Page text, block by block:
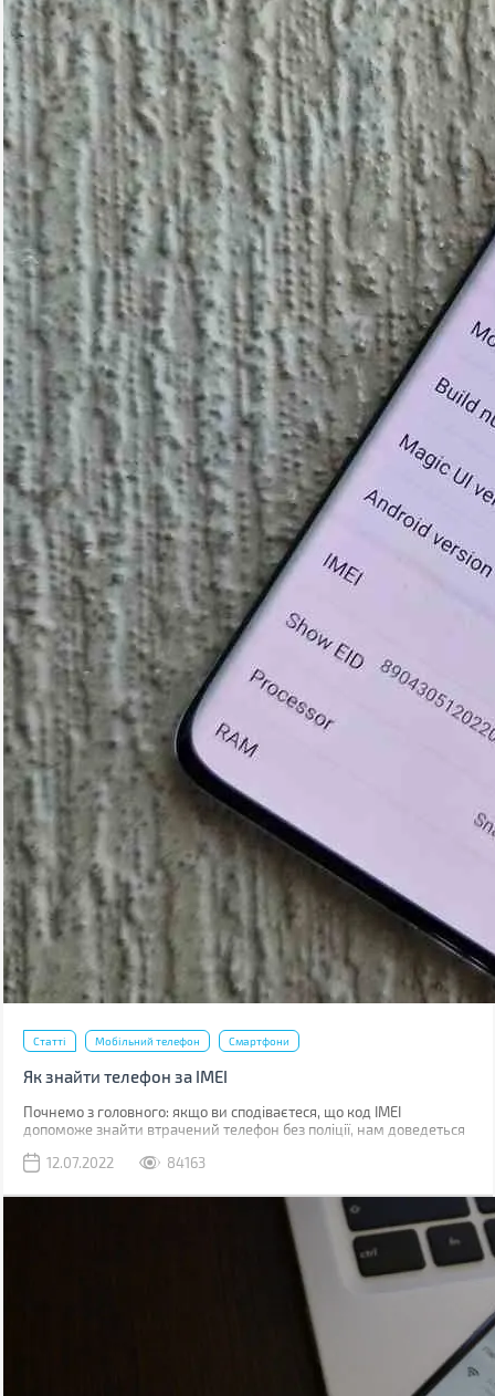
Статті Мобільний телефон Смартфони
Як знайти телефон за IMEI
Почнемо з головного: якщо ви сподіваєтеся, що код IMEI
допоможе знайти втрачений телефон без поліції, нам доведеться
допоможе абсолютно. Якщо його вкрали, IMEI слід повідомити
12.07.2022 84163